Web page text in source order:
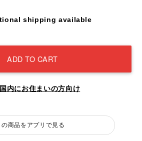
shipping available
ADD TO CART
内にお住まいの方向け
の商品をアプリで見る